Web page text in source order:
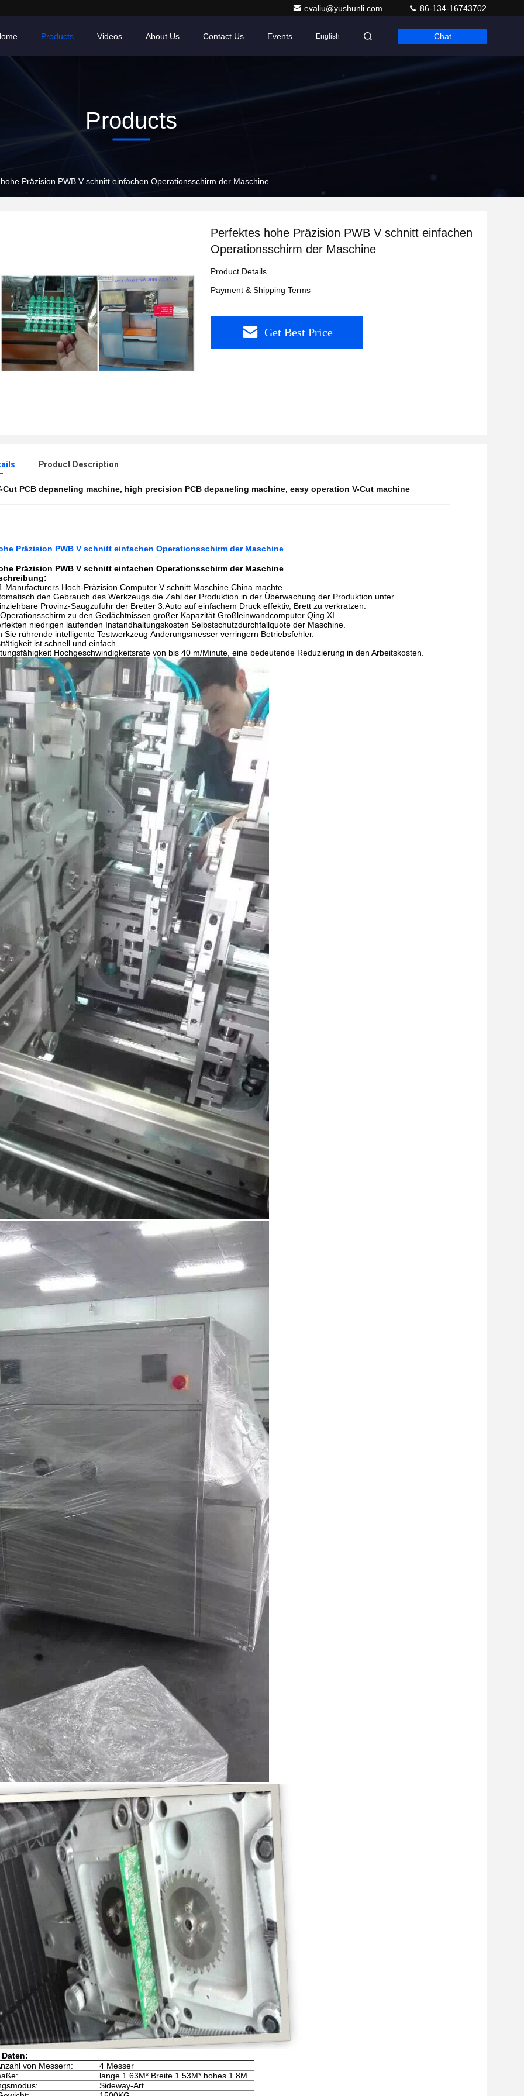
evaliu@yushunli.com 86-134-16743702
Products Videos About Us Contact Us Events English Chat
Products
Präzision PWB V schnitt einfachen Operationsschirm der Maschine
Perfektes hohe Präzision PWB V schnitt einfachen
Operationsschirm der Maschine
Product Details
Payment & Shipping Terms
Get Best Price
Product Description
Cut PCB depaneling machine, high precision PCB depaneling machine, easy operation V-Cut machine
Präzision PWB V schnitt einfachen Operationsschirm der Maschine
Präzision PWB V schnitt einfachen Operationsschirm der Maschine
Hoch-Präzision Computer V schnitt Maschine China machte
den Gebrauch des Werkzeugs die Zahl der Produktion in der Überwachung der Produktion unter.
Provinz-Saugzufuhr der Bretter 3.Auto auf einfachem Druck effektiv, Brett zu verkratzen.
zu den Gedächtnissen großer Kapazität Großleinwandcomputer Qing XI.
niedrigen laufenden Instandhaltungskosten Selbstschutzdurchfallquote der Maschine.
Sie rührende intelligente Testwerkzeug Änderungsmesser verringern Betriebsfehler.
ist schnell und einfach.
Hochgeschwindigkeitsrate von bis 40 m/Minute, eine bedeutende Reduzierung in den Arbeitskosten.
von Messern:
4 Messer
lange 1.63M* Breite 1.53M* hohes 1.8M
Sideway-Art